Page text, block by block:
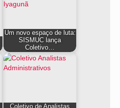
Um novo espaço de luta:
SISMUC lança
Coletivo…
Coletivo de Analistas